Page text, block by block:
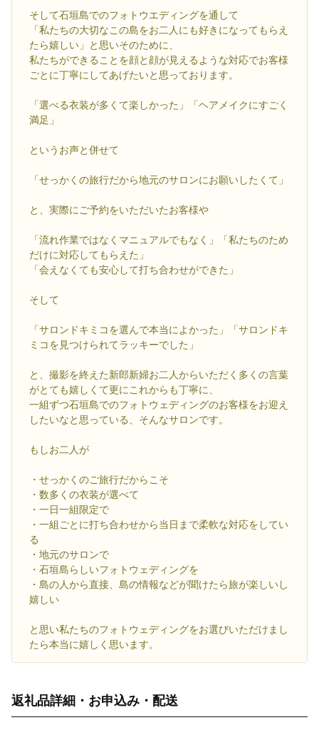
そして石垣島でのフォトウエディングを通して
「私たちの大切なこの島をお二人にも好きになってもらえ
たら嬉しい」と思いそのために、
私たちができることを顔と顔が見えるような対応でお客様
ごとに丁寧にしてあげたいと思っております。
「選べる衣装が多くて楽しかった」「ヘアメイクにすごく
満足」
というお声と併せて
「せっかくの旅行だから地元のサロンにお願いしたくて」
と、実際にご予約をいただいたお客様や
「流れ作業ではなくマニュアルでもなく」「私たちのため
だけに対応してもらえた」
「会えなくても安心して打ち合わせができた」
そして
「サロンドキミコを選んで本当によかった」「サロンドキ
ミコを見つけられてラッキーでした」
と、撮影を終えた新郎新婦お二人からいただく多くの言葉
がとても嬉しくて更にこれからも丁寧に、
一組ずつ石垣島でのフォトウェディングのお客様をお迎え
したいなと思っている、そんなサロンです。
もしお二人が
・せっかくのご旅行だからこそ
・数多くの衣装が選べて
・一日一組限定で
・一組ごとに打ち合わせから当日まで柔軟な対応をしてい
る
・地元のサロンで
・石垣島らしいフォトウェディングを
・島の人から直接、島の情報などが聞けたら旅が楽しいし
嬉しい
と思い私たちのフォトウェディングをお選びいただけまし
たら本当に嬉しく思います。
返礼品詳細・お申込み・配送